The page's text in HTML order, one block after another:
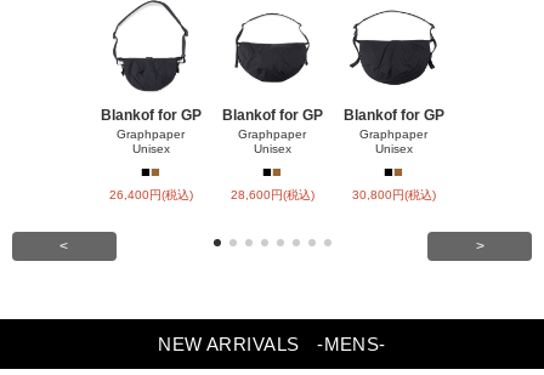
Blankof for GP
Graphpaper
Unisex
■■
26,400円(税込)
Blankof for GP
Graphpaper
Unisex
■■
28,600円(税込)
Blankof for GP
Graphpaper
Unisex
■■
30,800円(税込)
< >
NEW ARRIVALS -MENS-